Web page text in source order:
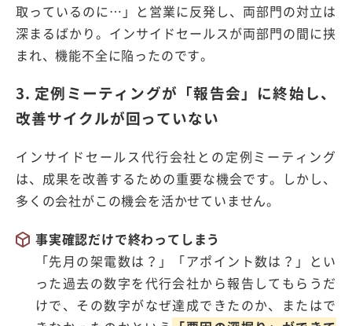
取っているのに… 」と営業に反発し、両部門の対立は
深まるばかり。インサイドセールスが両部門の間に挟
まれ、機能不全に陥ったのです。
3. 定例ミーティングが「報告会」に終始し、
改善サイクルが回っていない
インサイドセールス代行会社との定例ミーティング
は、成果を改善するための重要な機会です。しかし、
多くの会社がこの機会を活かせていません。
事実確認だけで終わってしまう
「先月の架電数は？」「アポイント数は？」とい
った過去の数字を代行会社から報告してもらうだ
けで、その数字がなぜ達成できたのか、またはで